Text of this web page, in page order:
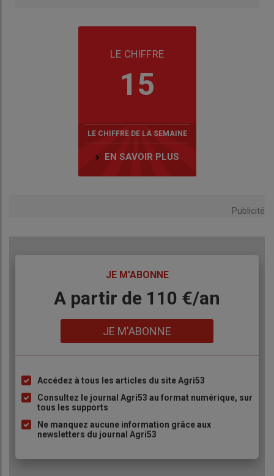
LE CHIFFRE
15
LE CHIFFRE DE LA SEMAINE
EN SAVOIR PLUS
Publicité
JE M'ABONNE
BodyA partir de 110 €/an
JE M'ABONNE
Liste
à
puce
Accédez à tous les articles du site Agri53
Consultez le journal Agri53 au format numérique, sur
tous les supports
Ne manquez aucune information grâce aux
newsletters du journal Agri53